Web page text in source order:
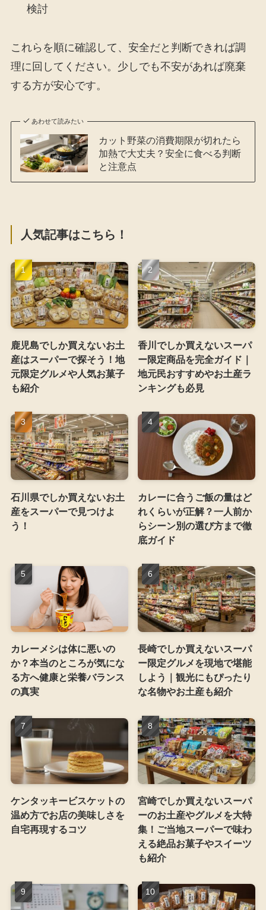
検討
これらを順に確認して、安全だと判断できれば調
理に回してください。少しでも不安があれば廃棄
する方が安心です。
あわせて読みたい
カット野菜の消費期限が切れたら
加熱で大丈夫？安全に食べる判断
と注意点
人気記事はこちら！
鹿児島でしか買えないお土
産はスーパーで探そう！地
元限定グルメや人気お菓子
も紹介
香川でしか買えないスーパ
ー限定商品を完全ガイド｜
地元民おすすめやお土産ラ
ンキングも必見
石川県でしか買えないお土
産をスーパーで見つけよ
う！
カレーに合うご飯の量はど
れくらいが正解？一人前か
らシーン別の選び方まで徹
底ガイド
カレーメシは体に悪いの
か？本当のところが気にな
る方へ健康と栄養バランス
の真実
長崎でしか買えないスーパ
ー限定グルメを現地で堪能
しよう｜観光にもぴったり
な名物やお土産も紹介
ケンタッキービスケットの
温め方でお店の美味しさを
自宅再現するコツ
宮崎でしか買えないスーパ
ーのお土産やグルメを大特
集！ご当地スーパーで味わ
える絶品お菓子やスイーツ
も紹介